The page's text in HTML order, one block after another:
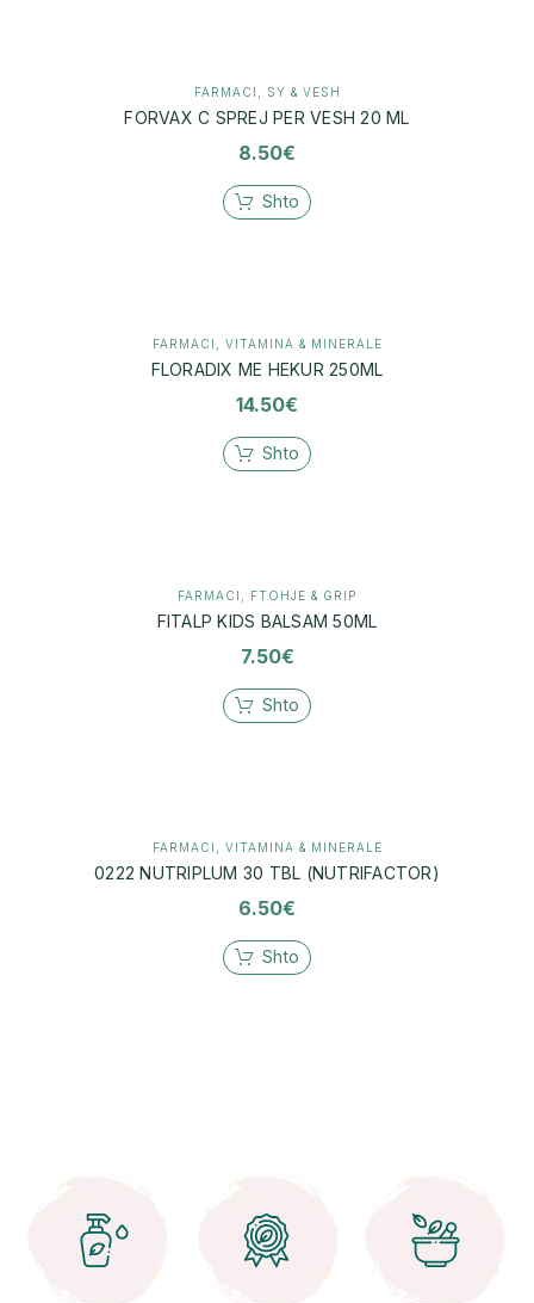
FARMACI SY & VESH
FORVAX C SPREJ PER VESH 20 ML
8.50€
Shto
FARMACI VITAMINA & MINERALE
FLORADIX ME HEKUR 250ML
14.50€
Shto
FARMACI FTOHJE & GRIP
FITALP KIDS BALSAM 50ML
7.50€
Shto
FARMACI VITAMINA & MINERALE
0222 NUTRIPLUM 30 TBL (NUTRIFACTOR)
6.50€
Shto